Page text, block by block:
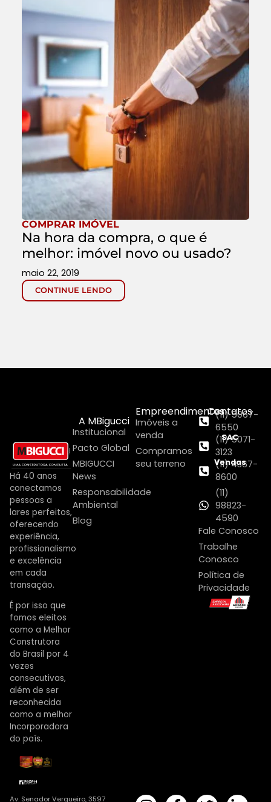
COMPRAR IMÓVEL
Na hora da compra, o que é
melhor: imóvel novo ou usado?
CONTINUE LENDO
maio 22, 2019
Há 40 anos
conectamos
pessoas a
lares perfeitos,
oferecendo
experiência,
profissionalismo
e excelência
em cada
transação.
É por isso que
fomos eleitos
como a Melhor
Construtora
do Brasil por 4
vezes
consecutivas,
além de ser
reconhecida
como a melhor
Incorporadora
do país.
A MBigucci
Institucional
Pacto Global
MBIGUCCI
News
Responsabilidade
Ambiental
Blog
Empreendimentos
Imóveis a
venda
Compramos
seu terreno
Contatos
(11) 5067-
6550
SAC
(11) 5071-
3123
Vendas
(11) 4367-
8600
(11)
98823-
4590
Fale Conosco
Trabalhe
Conosco
Política de
Privacidade
Av. Senador Vergueiro, 3597